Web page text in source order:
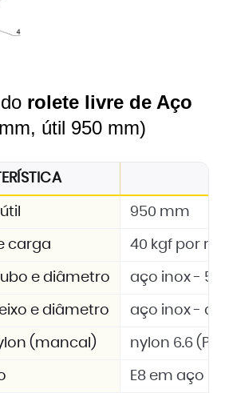
rolete livre de Aço
útil 950 mm)
950 mm
carga 40 kgf por
e diâmetro aço inox -
e diâmetro aço inox -
(mancal) nylon 6.6 (PA
E8 em aço